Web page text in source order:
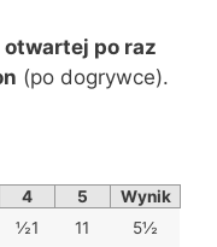
po raz
(po dogrywce).
4 5
Wynik
½1 11 5½